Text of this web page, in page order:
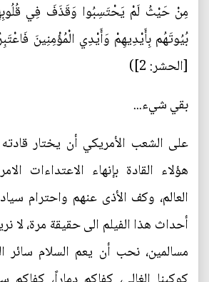
مِنْ حَيْثُ لَمْ يَحْتَسِبُوا وَقَذَفَ فِي
بُيُوتَهُم بِأَيْدِيهِمْ وَأَيْدِي الْمُؤْمِنِينَ
[الحشر: 2])
بقي شيء...
على الشعب الأمريكي أن يختار
هؤلاء القادة بإنهاء الاعتداءات
العالم، وكف الأذى عنهم واحترام
أحداث هذا الفيلم الى حقيقة مرة، لا
مسالمين، نحب أن يعم السلام سائر